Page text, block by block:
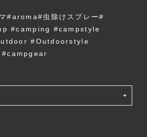
#aroma#虫除けスプレー#
#camping #campstyle
#Outdoorstyle